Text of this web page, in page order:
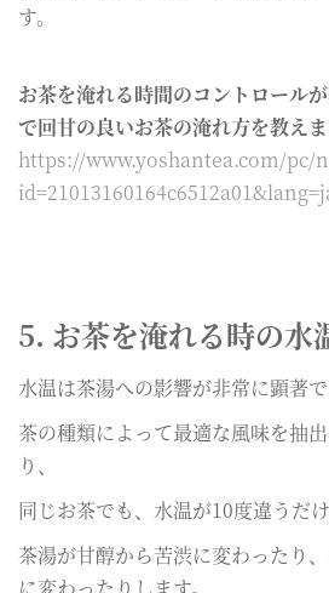
す。
お茶を淹れる時間のコントロール
で回甘の良いお茶の淹れ方を教え
https://www.yoshantea.com/pc/
5. お茶を淹れる時の水
水温は茶湯への影響が非常に顕著で
茶の種類によって最適な風味を抽
り、
同じお茶でも、水温が10度違うだけ
茶湯が甘醇から苦渋に変わったり
に変わったりします。